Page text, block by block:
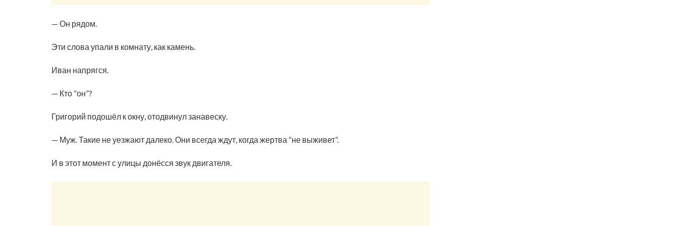
— Он рядом.
Эти слова упали в комнату, как камень.
Иван напрягся.
— Кто “он”?
Григорий подошёл к окну, отодвинул занавеску.
— Муж. Такие не уезжают далеко. Они всегда ждут, когда жертва “не выживет”.
И в этот момент с улицы донёсся звук двигателя.